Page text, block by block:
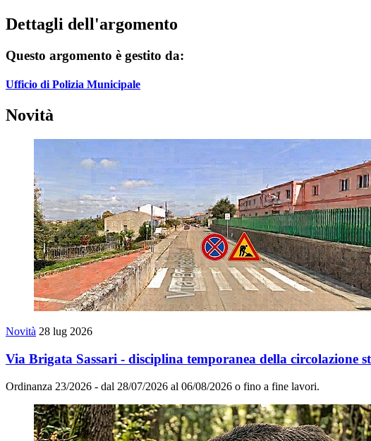
Dettagli dell'argomento
Questo argomento è gestito da:
Ufficio di Polizia Municipale
Novità
Novità 28 lug 2026
Via Brigata Sassari - disciplina temporanea della circolazione
Ordinanza 23/2026 - dal 28/07/2026 al 06/08/2026 o fino a fine lavori.